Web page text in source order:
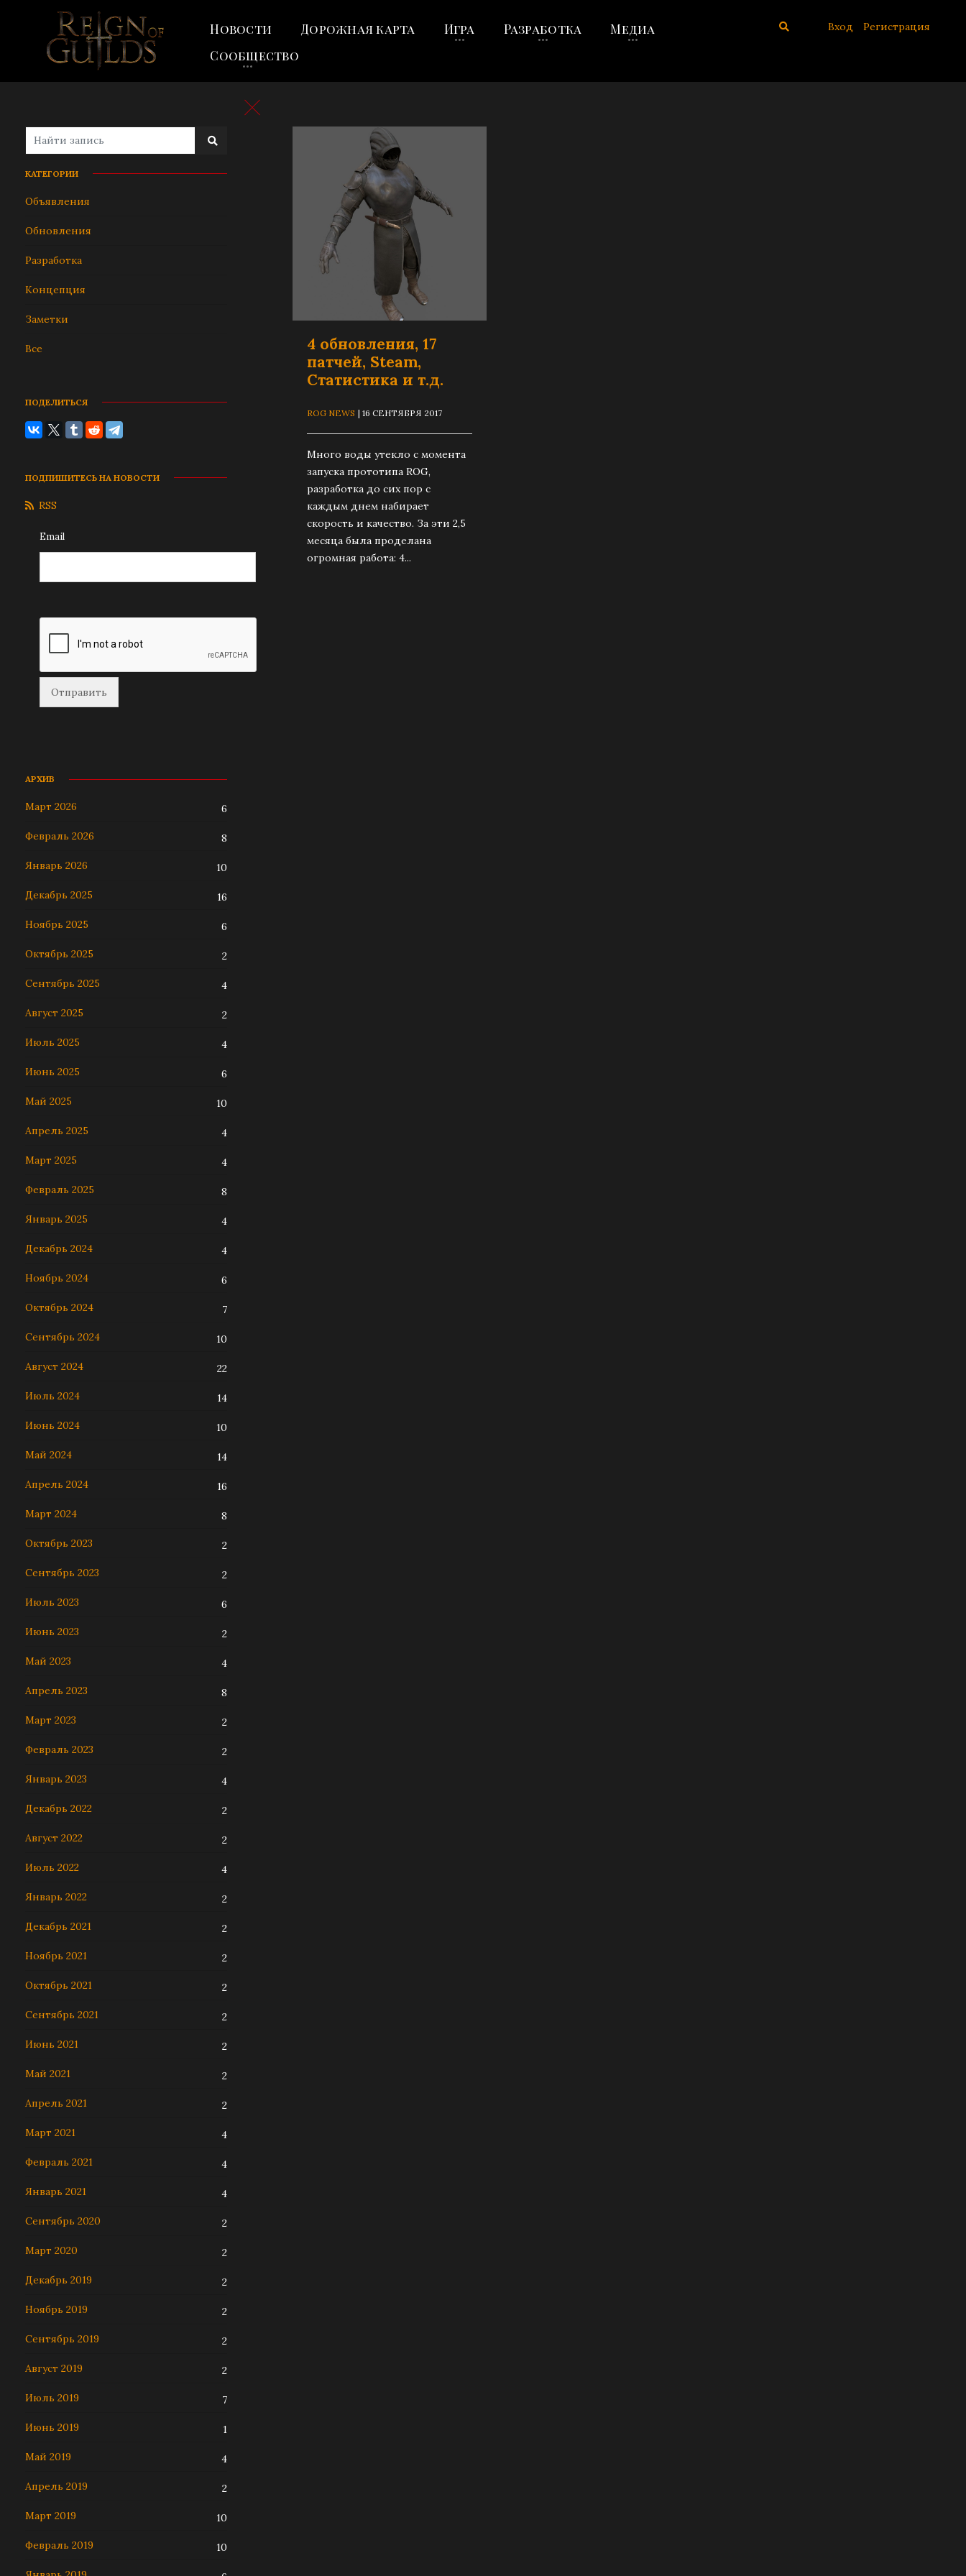
Новости Дорожная карта Игра Разработка
Медиа
Сообщество
Вход Регистрация
КАТЕГОРИИ
Объявления
Обновления
Разработка
Концепция
Заметки
Все
ПОДЕЛИТЬСЯ
ПОДПИШИТЕСЬ НА НОВОСТИ
RSS
Email
АРХИВ
Март 2026 6
Февраль 2026 8
Январь 2026 10
Декабрь 2025 16
Ноябрь 2025 6
Октябрь 2025 2
Сентябрь 2025 4
Август 2025 2
Июль 2025 4
Июнь 2025 6
Май 2025 10
Апрель 2025 4
Март 2025 4
Февраль 2025 8
Январь 2025 4
Декабрь 2024 4
Ноябрь 2024 6
Октябрь 2024 7
Сентябрь 2024 10
Август 2024 22
Июль 2024 14
Июнь 2024 10
Май 2024 14
Апрель 2024 16
Март 2024 8
Октябрь 2023 2
Сентябрь 2023 2
Июль 2023 6
Июнь 2023 2
Май 2023 4
Апрель 2023 8
Март 2023 2
Февраль 2023 2
Январь 2023 4
Декабрь 2022 2
Август 2022 2
Июль 2022 4
Январь 2022 2
Декабрь 2021 2
Ноябрь 2021 2
Октябрь 2021 2
Сентябрь 2021 2
Июнь 2021 2
Май 2021 2
Апрель 2021 2
Март 2021 4
Февраль 2021 4
Январь 2021 4
Сентябрь 2020 2
Март 2020 2
Декабрь 2019 2
Ноябрь 2019 2
Сентябрь 2019 2
Август 2019 2
Июль 2019 7
Июнь 2019 1
Май 2019 4
Апрель 2019 2
Март 2019 10
Февраль 2019 10
4 обновления, 17
патчей, Steam,
Статистика и т.д.
ROG NEWS | 16 СЕНТЯБРЯ 2017
Много воды утекло с момента
запуска прототипа ROG,
разработка до сих пор с
каждым днем набирает
скорость и качество. За эти 2,5
месяца была проделана
огромная работа: 4...